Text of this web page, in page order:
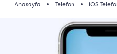
Anasayfa Telefon iOS